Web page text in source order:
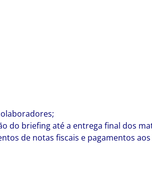
do briefing até a entrega final dos
de notas fiscais e pagamentos